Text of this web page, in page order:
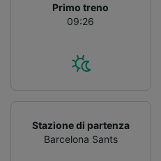
Primo treno
09:26
Stazione di partenza
Barcelona Sants